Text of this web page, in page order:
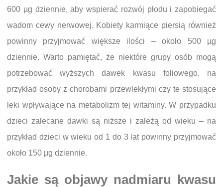
600 µg dziennie, aby wspierać rozwój płodu i zapobiegać
wadom cewy nerwowej. Kobiety karmiące piersią również
powinny przyjmować większe ilości – około 500 µg
dziennie. Warto pamiętać, że niektóre grupy osób mogą
potrzebować wyższych dawek kwasu foliowego, na
przykład osoby z chorobami przewlekłymi czy te stosujące
leki wpływające na metabolizm tej witaminy. W przypadku
dzieci zalecane dawki są niższe i zależą od wieku – na
przykład dzieci w wieku od 1 do 3 lat powinny przyjmować
około 150 µg dziennie.
Jakie są objawy nadmiaru kwasu